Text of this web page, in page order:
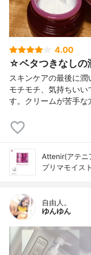
4.00
☆ベタつきなしの
スキンケアの最後に
モチモチ、気持ちい
す。クリームが苦手
Attenir(アテニ
プリマモイス
自由人。
ゆんゆん